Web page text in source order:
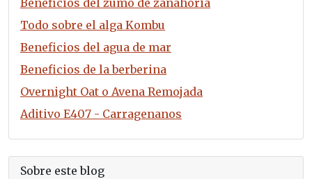
Beneficios del zumo de zanahoria
Todo sobre el alga Kombu
Beneficios del agua de mar
Beneficios de la berberina
Overnight Oat o Avena Remojada
Aditivo E407 - Carragenanos
Sobre este blog